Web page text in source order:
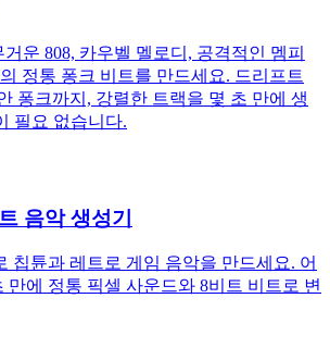
운 808, 카우벨 멜로디, 공격적인 멤피
정통 퐁크 비트를 만드세요. 드리프트
퐁크까지, 강렬한 트랙을 몇 초 만에 생
필요 없습니다.
음악 생성기
칩튠과 레트로 게임 음악을 만드세요. 어
만에 정통 픽셀 사운드와 8비트 비트로 변